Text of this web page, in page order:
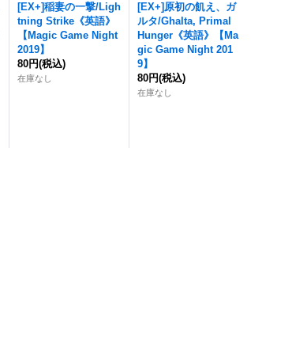
[EX+]稲妻の一撃/Ligh
tning Strike《英語》
【Magic Game Night
2019】
80円(税込)
在庫なし
[EX+]原初の飢え、ガ
ルタ/Ghalta, Primal
Hunger《英語》【Ma
gic Game Night 201
9】
80円(税込)
在庫なし